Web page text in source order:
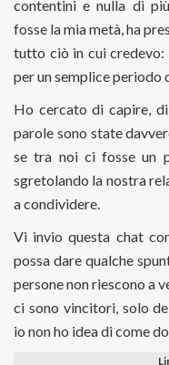
contentini e nulla di
fosse la mia metà, ha
tutto ciò in cui credevo:
per un semplice periodo
Ho cercato di capire,
parole sono state
se tra noi ci fosse un
sgretolando la nostra
a condividere.
Vi invio questa chat
possa dare qualche
persone non riescono a
ci sono vincitori, solo
io non ho idea di come